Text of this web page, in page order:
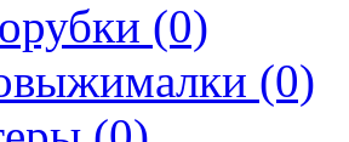
(0)
(0)